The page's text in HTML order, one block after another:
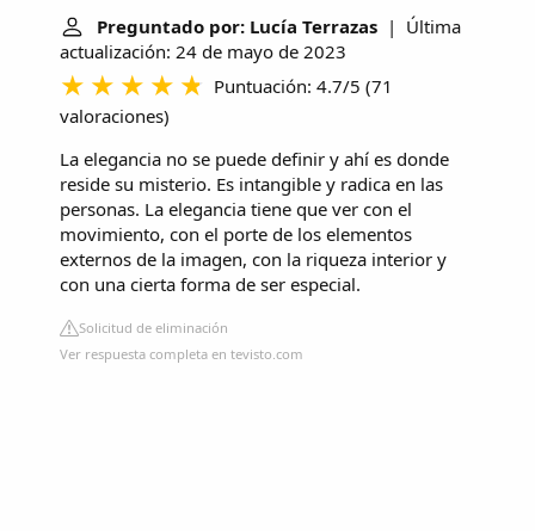
Preguntado por: Lucía Terrazas | Última
actualización: 24 de mayo de 2023
Puntuación: 4.7/5 (71
valoraciones)
La elegancia no se puede definir y ahí es donde
reside su misterio. Es intangible y radica en las
personas. La elegancia tiene que ver con el
movimiento, con el porte de los elementos
externos de la imagen, con la riqueza interior y
con una cierta forma de ser especial.
Solicitud de eliminación
Ver respuesta completa en tevisto.com